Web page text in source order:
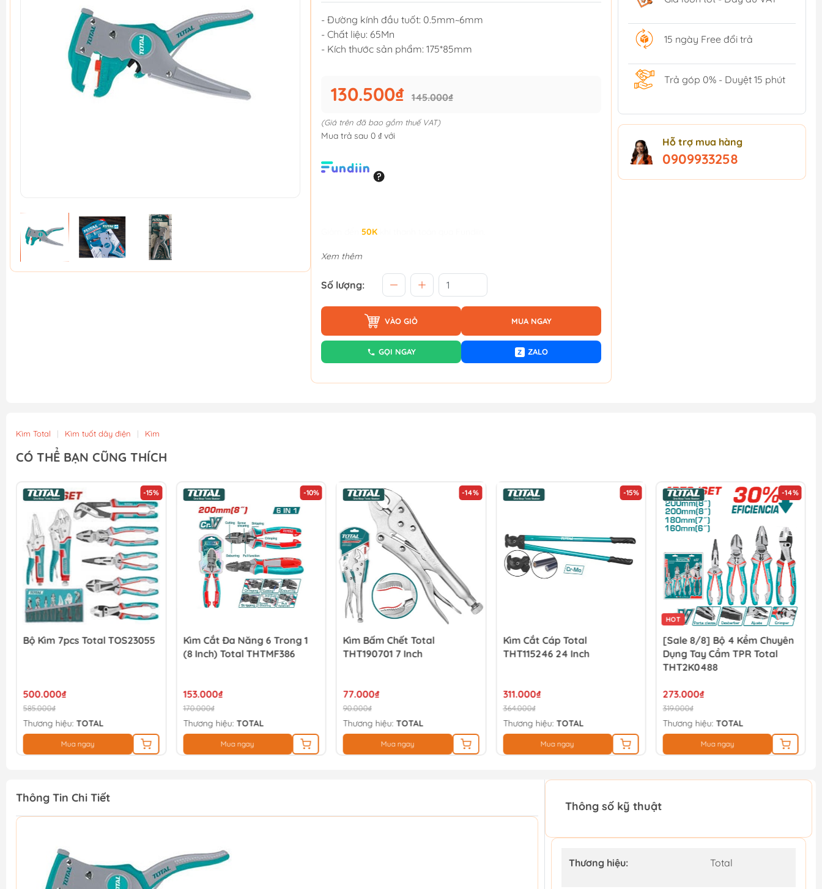
- Đường kính đầu tuốt: 0.5mm~6mm
- Chất liệu: 65Mn
- Kích thước sản phẩm: 175*85mm
130.500₫ 145.000₫
(Giá trên đã bao gồm thuế VAT)
Mua trả sau 0 ₫ với
50K
Xem thêm
Số lượng:
VÀO GIỎ MUA NGAY
GỌI NGAY Z ZALO
15 ngày Free đổi trả
Trả góp 0% - Duyệt 15 phút
Hỗ trợ mua hàng
0909933258
Kìm Total | Kìm tuốt dây điện | Kìm
CÓ THỂ BẠN CŨNG THÍCH
-15%
Bộ Kìm 7pcs Total TOS23055
500.000₫
585.000₫
Thương hiệu: TOTAL
Mua ngay
-10%
Kìm Cắt Đa Năng 6 Trong 1
(8 Inch) Total THTMF386
153.000₫
170.000₫
Thương hiệu: TOTAL
Mua ngay
-14%
Kìm Bấm Chết Total
THT190701 7 Inch
77.000₫
90.000₫
Thương hiệu: TOTAL
Mua ngay
-15%
Kìm Cắt Cáp Total
THT115246 24 Inch
311.000₫
364.000₫
Thương hiệu: TOTAL
Mua ngay
-14%
HOT
[Sale 8/8] Bộ 4 Kềm Chuyên
Dụng Tay Cầm TPR Total
THT2K0488
273.000₫
319.000₫
Thương hiệu: TOTAL
Mua ngay
Thông Tin Chi Tiết
Thông số kỹ thuật
Thương hiệu: Total